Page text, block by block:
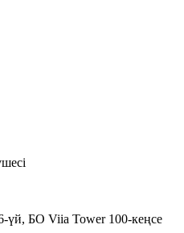
БО Viia Tower 100-кеңсе